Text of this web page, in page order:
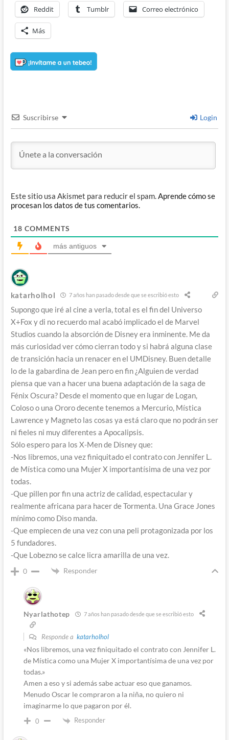
Reddit Tumblr Correo electrónico
Más
Suscribirse Login
Este sitio usa Akismet para reducir el spam.Aprende cómo se
procesan los datos de tus comentarios.
18 COMMENTS
más antiguos
katarholhol 7 años han pasado desde que se escribió esto
Supongo que iré al cine a verla, total es el fin del Universo
X+Fox y di no recuerdo mal acabó implicado el de Marvel
Studios cuando la absorción de Disney era inminente. Me da
más curiosidad ver cómo cierran todo y si habrá alguna clase
de transición hacia un renacer en el UMDisney. Buen detalle
lo de la gabardina de Jean pero en fin ¿Alguien de verdad
piensa que van a hacer una buena adaptación de la saga de
Fénix Oscura? Desde el momento que en lugar de Logan,
Coloso o una Ororo decente tenemos a Mercurio, Mística
Lawrence y Magneto las cosas ya está claro que no podrán ser
ni fieles ni muy diferentes a Apocalipsis.
Sólo espero para los X-Men de Disney que:
-Nos libremos, una vez finiquitado el contrato con Jennifer L.
de Mística como una Mujer X importantísima de una vez por
todas.
-Que pillen por fin una actriz de calidad, espectacular y
realmente africana para hacer de Tormenta. Una Grace Jones
mínimo como Diso manda.
-Que empiecen de una vez con una peli protagonizada por los
5 fundadores.
-Que Lobezno se calce licra amarilla de una vez.
0 Responder
Nyarlathotep 7 años han pasado desde que se escribió esto
Responde a katarholhol
«Nos libremos, una vez finiquitado el contrato con Jennifer L.
de Mística como una Mujer X importantísima de una vez por
todas.»
Amen a eso y si además sabe actuar eso que ganamos.
Menudo Oscar le compraron a la niña, no quiero ni
imaginarme lo que pagaron por él.
0 Responder